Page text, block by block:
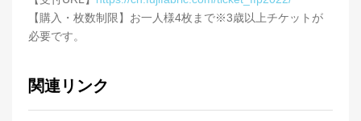
【購入・枚数制限】お一人様4枚まで※3歳以上チケットが
必要です。
関連リンク